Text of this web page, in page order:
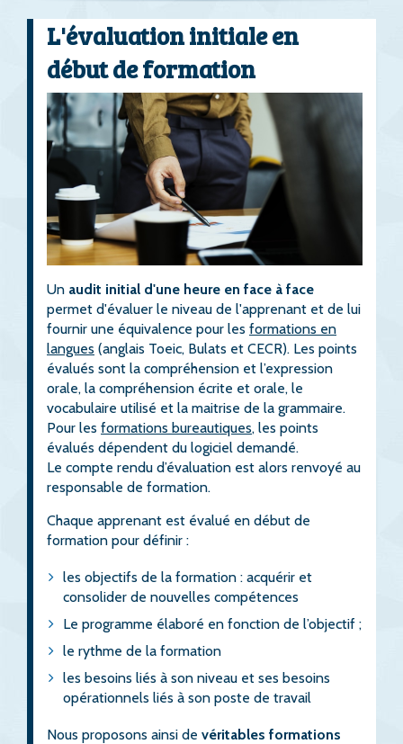
L'évaluation initiale en
début de formation
Un audit initial d'une heure en face à face
permet d'évaluer le niveau de l'apprenant et de lui
fournir une équivalence pour les formations en
langues (anglais Toeic, Bulats et CECR). Les points
évalués sont la compréhension et l’expression
orale, la compréhension écrite et orale, le
vocabulaire utilisé et la maitrise de la grammaire.
Pour les formations bureautiques, les points
évalués dépendent du logiciel demandé.
Le compte rendu d’évaluation est alors renvoyé au
responsable de formation.
Chaque apprenant est évalué en début de
formation pour définir :
les objectifs de la formation : acquérir et
consolider de nouvelles compétences
Le programme élaboré en fonction de l’objectif ;
le rythme de la formation
les besoins liés à son niveau et ses besoins
opérationnels liés à son poste de travail
Nous proposons ainsi de véritables formations